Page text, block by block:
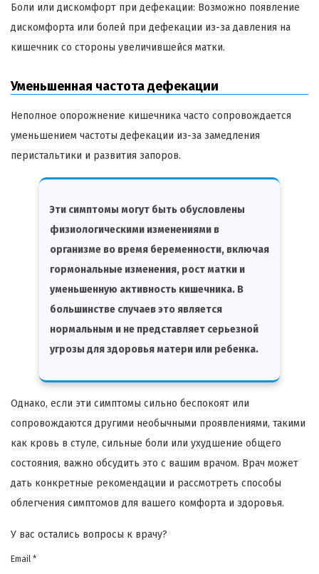
Боли или дискомфорт при дефекации: Возможно появление
дискомфорта или болей при дефекации из-за давления на
кишечник со стороны увеличившейся матки.
Уменьшенная частота дефекации
Неполное опорожнение кишечника часто сопровождается
уменьшением частоты дефекации из-за замедления
перистальтики и развития запоров.
Эти симптомы могут быть обусловлены
физиологическими изменениями в
организме во время беременности, включая
гормональные изменения, рост матки и
уменьшенную активность кишечника. В
большинстве случаев это является
нормальным и не представляет серьезной
угрозы для здоровья матери или ребенка.
Однако, если эти симптомы сильно беспокоят или
сопровождаются другими необычными проявлениями, такими
как кровь в стуле, сильные боли или ухудшение общего
состояния, важно обсудить это с вашим врачом. Врач может
дать конкретные рекомендации и рассмотреть способы
облегчения симптомов для вашего комфорта и здоровья.
У вас остались вопросы к врачу?
Email *